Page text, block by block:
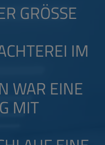
GRÖSSE U
IM B
EINE H
S